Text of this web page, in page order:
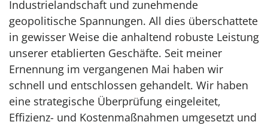
Industrielandschaft und zunehmende
geopolitische Spannungen. All dies überschattete
in gewisser Weise die anhaltend robuste Leistung
unserer etablierten Geschäfte. Seit meiner
Ernennung im vergangenen Mai haben wir
schnell und entschlossen gehandelt. Wir haben
eine strategische Überprüfung eingeleitet,
Effizienz- und Kostenmaßnahmen umgesetzt und